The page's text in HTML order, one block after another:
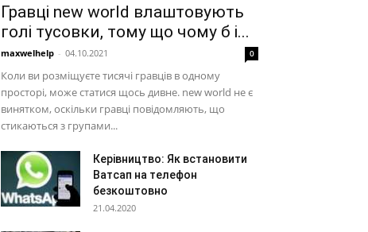
Гравці new world влаштовують
голі тусовки, тому що чому б і...
maxwelhelp - 04.10.2021 0
Коли ви розміщуєте тисячі гравців в одному
просторі, може статися щось дивне. new world не є
винятком, оскільки гравці повідомляють, що
стикаються з групами...
Керівництво: Як встановити
Ватсап на телефон
безкоштовно
21.04.2020